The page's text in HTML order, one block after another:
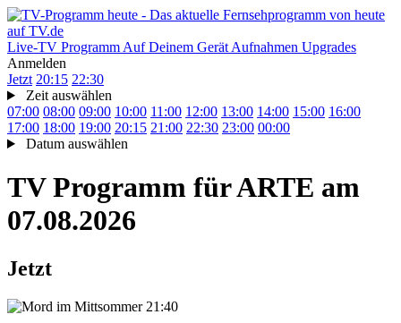
Live-TV Programm Auf Deinem Gerät Aufnahmen Upgrades
Anmelden
Jetzt 20:15 22:30
Zeit auswählen
07:00 08:00 09:00 10:00 11:00 12:00 13:00 14:00 15:00 16:00
17:00 18:00 19:00 20:15 21:00 22:30 23:00 00:00
Datum auswählen
TV Programm fürARTE am
07.08.2026
Jetzt
21:40